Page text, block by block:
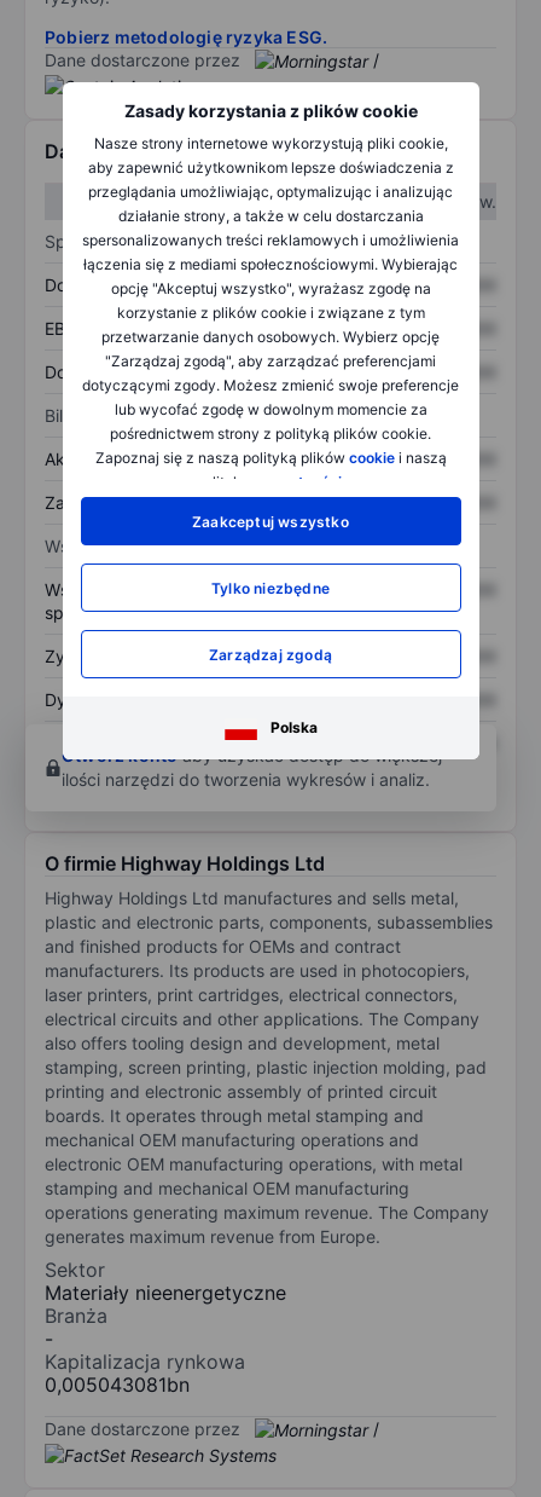
Zasady korzystania z plików cookie
Nasze strony internetowe wykorzystują pliki cookie,
aby zapewnić użytkownikom lepsze doświadczenia z
przeglądania umożliwiając, optymalizując i analizując
działanie strony, a także w celu dostarczania
spersonalizowanych treści reklamowych i umożliwienia
łączenia się z mediami społecznościowymi. Wybierając
opcję "Akceptuj wszystko", wyrażasz zgodę na
korzystanie z plików cookie i związane z tym
przetwarzanie danych osobowych. Wybierz opcję
"Zarządzaj zgodą", aby zarządzać preferencjami
dotyczącymi zgody. Możesz zmienić swoje preferencje
lub wycofać zgodę w dowolnym momencie za
pośrednictwem strony z polityką plików cookie.
Zapoznaj się z naszą polityką plików cookiei naszą
polityką
prywatności
Zaakceptuj wszystko
Tylko niezbędne
Zarządzaj zgodą
Polska
Pobierz metodologię ryzyka ESG.
Dane dostarczone przez
/
Dane finansowe
W I kw.
W II kw.
Sprawozdanie z zysków
Dochód XXXXXXX XXXXXXX
EBITDA XXXXXXX XXXXXXX
Dochód netto XXXXXXX XXXXXXX
Bilans
Aktywa ogółem XXXXXXX XXXXXXX
Zadłużenie ogółem XXXXXXX XXXXXXX
Wskaźniki
Współczynnik cena do
sprzedaży
XXXXXXX
Zysk na akcję XXXXXXX
Dywidenda na akcję
własnego
Otwórz kontoaby uzyskać dostęp do większej
ilości narzędzi do tworzenia wykresów i analiz.
O firmie Highway Holdings Ltd
Highway Holdings Ltd manufactures and sells metal,
plastic and electronic parts, components, subassemblies
and finished products for OEMs and contract
manufacturers. Its products are used in photocopiers,
laser printers, print cartridges, electrical connectors,
electrical circuits and other applications. The Company
also offers tooling design and development, metal
stamping, screen printing, plastic injection molding, pad
printing and electronic assembly of printed circuit
boards. It operates through metal stamping and
mechanical OEM manufacturing operations and
electronic OEM manufacturing operations, with metal
stamping and mechanical OEM manufacturing
operations generating maximum revenue. The Company
generates maximum revenue from Europe.
Sektor
Materiały nieenergetyczne
Branża
-
Kapitalizacja rynkowa
0,005043081bn
Dane dostarczone przez /